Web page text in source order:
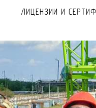
ЛИЦЕНЗИИ И